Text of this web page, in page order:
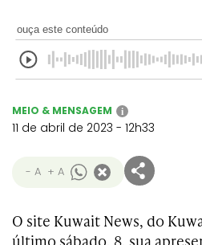
ouça este conteúdo
MEIO & MENSAGEM i
11 de abril de 2023 - 12h33
- A + A
O site Kuwait News, do
último sábado, 8, sua